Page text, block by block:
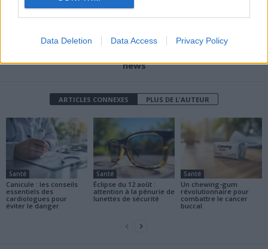
Data Deletion Data Access Privacy Policy
news
ARTICLES CONNEXES PLUS DE L'AUTEUR
Santé
Canicule : les conseils
essentiels des
cardiologues pour
éviter le danger
Santé
Éclipse du 12 août :
attention à la pénurie de
lunettes de sécurité
Santé
Un chewing-gum
révolutionnaire pour
combattre le cancer
buccal